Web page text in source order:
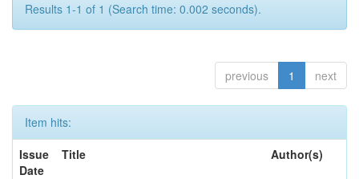
Results 1-1 of 1 (Search time: 0.002 seconds).
previous 1 next
Item hits:
Issue
Date
Title Author(s)